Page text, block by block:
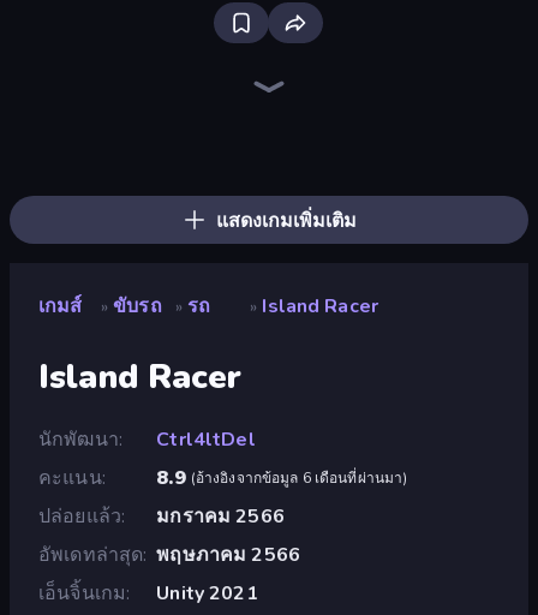
แสดงเกมเพิ่มเติม
เกมส์ » ขับรถ » รถ » Island Racer
Island Racer
นักพัฒนา
Ctrl4ltDel
คะแนน
8.9 (อ้างอิงจากข้อมูล 6 เดือนที่ผ่านมา)
ปล่อยแล้ว
มกราคม 2566
อัพเดทล่าสุด พฤษภาคม 2566
เอ็นจิ้นเกม
Unity 2021